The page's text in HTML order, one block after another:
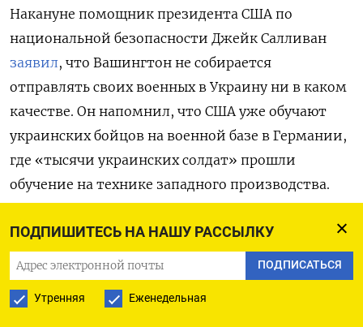
ПОДПИШИТЕСЬ НА НАШУ РАССЫЛКУ
ПОДПИСАТЬСЯ
Утренняя Еженедельная
Накануне помощник президента США по
национальной безопасности Джейк Салливан
заявил, что Вашингтон не собирается
отправлять своих военных в Украину ни в каком
качестве. Он напомнил, что США уже обучают
украинских бойцов на военной базе в Германии,
где «тысячи украинских солдат» прошли
обучение на технике западного производства.
В Германии такжезаявили, что не будут
направлять военных в Украину. При этом
министр обороны ФРГ Борис Писториус
подчеркнул, что Берлин продолжит оказывать